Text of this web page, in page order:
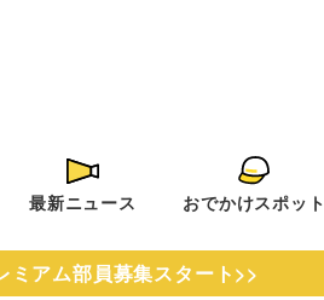
最新ニュース おでかけスポット
ミアム部員募集スタート>>